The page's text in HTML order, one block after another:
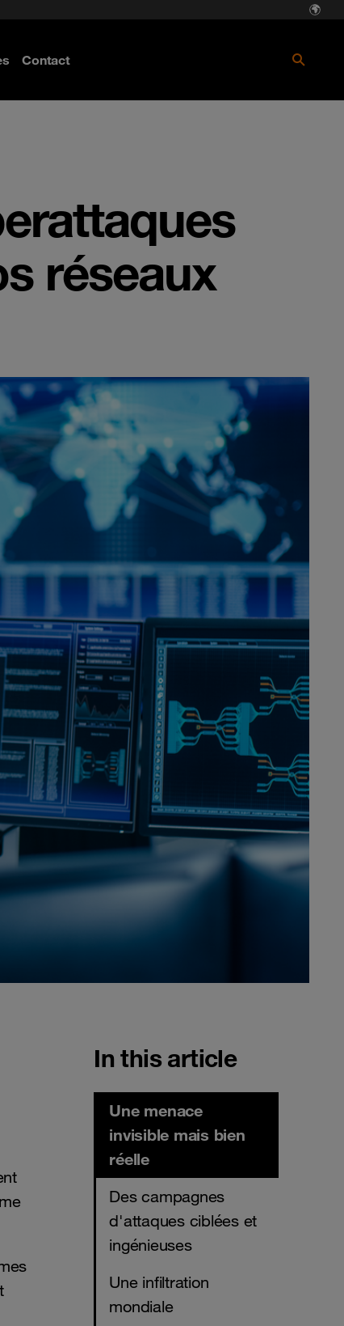
Contact
réseaux
In this article
Une menace
invisible mais bien
réelle
Des campagnes
d'attaques ciblées et
ingénieuses
Une infiltration
mondiale